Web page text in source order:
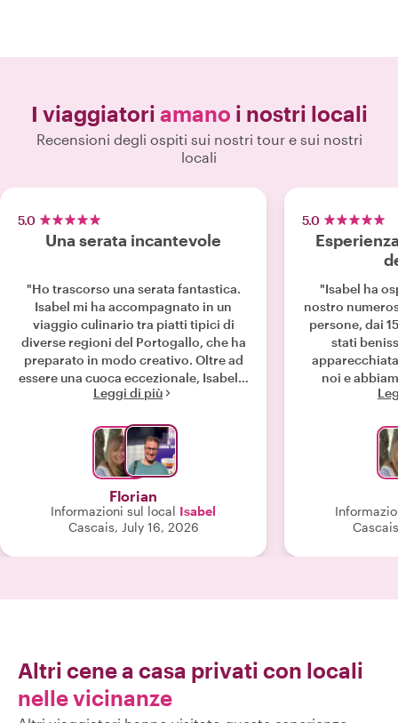
I viaggiatori amano i nostri locali
Recensioni degli ospiti sui nostri tour e sui nostri
locali
5.0
Una serata incantevole
"Ho trascorso una serata fantastica.
Isabel mi ha accompagnato in un
viaggio culinario tra piatti tipici di
diverse regioni del Portogallo, che ha
preparato in modo creativo. Oltre ad
essere una cuoca eccezionale, Isabel è
anche una padrona di casa fantastica.
non posso che consigliarla."
Leggi di più
Florian
Informazioni sul local Isabel
Cascais, July 16, 2026
5.0
"Isabel ha
nostro
persone, dai
stati
noi e
selezione di
delizioso
successiva è
(nasello in
con purè di
dalla regione
da un ottimo
Altri cene a casa privati con locali
nelle vicinanze